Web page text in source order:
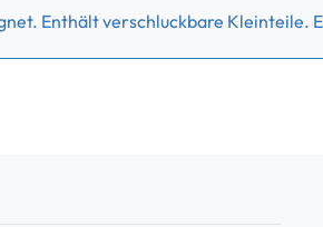
Enthält verschluckbare Kleinteile.